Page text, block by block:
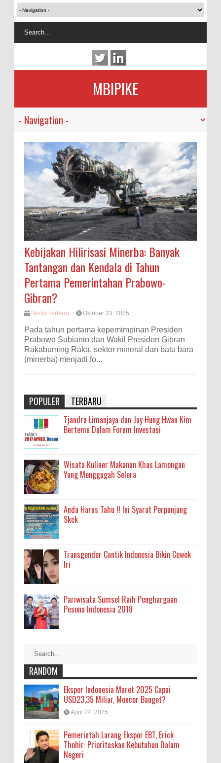
MBIPIKE
Kebijakan Hilirisasi Minerba: Banyak
Tantangan dan Kendala di Tahun
Pertama Pemerintahan Prabowo-
Gibran?
Berita Terbaru Oktober 23, 2025
Pada tahun pertama kepemimpinan Presiden
Prabowo Subianto dan Wakil Presiden Gibran
Rakabuming Raka, sektor mineral dan batu bara
(minerba) menjadi fo...
POPULER TERBARU
Tjandra Limanjaya dan Jay Hung Hwan Kim
Bertemu Dalam Forum Investasi
Wisata Kuliner Makanan Khas Lamongan
Yang Menggugah Selera
Anda Harus Tahu !! Ini Syarat Perpanjang
Skck
Transgender Cantik Indonesia Bikin Cewek
Iri
Pariwisata Sumsel Raih Penghargaan
Pesona Indonesia 2018
RANDOM
Ekspor Indonesia Maret 2025 Capai
USD23,35 Miliar, Moncer Banget?
April 24, 2025
Pemerintah Larang Ekspor EBT, Erick
Thohir: Prioritaskan Kebutuhan Dalam
Negeri